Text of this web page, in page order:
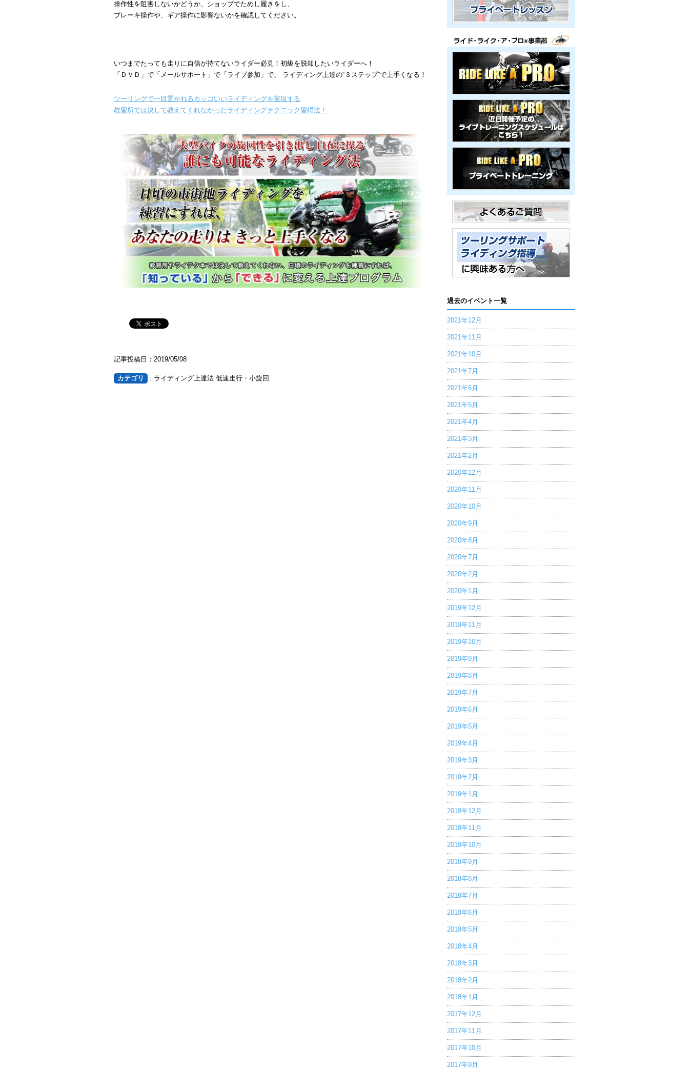
操作性を阻害しないかどうか、ショップでためし履きをし、
ブレーキ操作や、ギア操作に影響ないかを確認してください。
いつまでたっても走りに自信が持てないライダー必見！初級を脱却したいライダーへ！
「ＤＶＤ」で「メールサポート」で「ライブ参加」で、 ライディング上達の“３ステップ”で上手くなる！
ツーリングで一目置かれるカッコいいライディングを実現する
教習所では決して教えてくれなかったライディングテクニック習得法！
記事投稿日：2019/05/08
カテゴリ : ライディング上達法 低速走行・小旋回
過去のイベント一覧
2021年12月
2021年11月
2021年10月
2021年7月
2021年6月
2021年5月
2021年4月
2021年3月
2021年2月
2020年12月
2020年11月
2020年10月
2020年9月
2020年8月
2020年7月
2020年2月
2020年1月
2019年12月
2019年11月
2019年10月
2019年9月
2019年8月
2019年7月
2019年6月
2019年5月
2019年4月
2019年3月
2019年2月
2019年1月
2018年12月
2018年11月
2018年10月
2018年9月
2018年8月
2018年7月
2018年6月
2018年5月
2018年4月
2018年3月
2018年2月
2018年1月
2017年12月
2017年11月
2017年10月
2017年9月